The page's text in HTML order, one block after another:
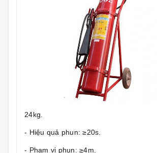
24kg.
- Hiệu quả phun: ≥20s.
- Phạm vi phun: ≥4m.